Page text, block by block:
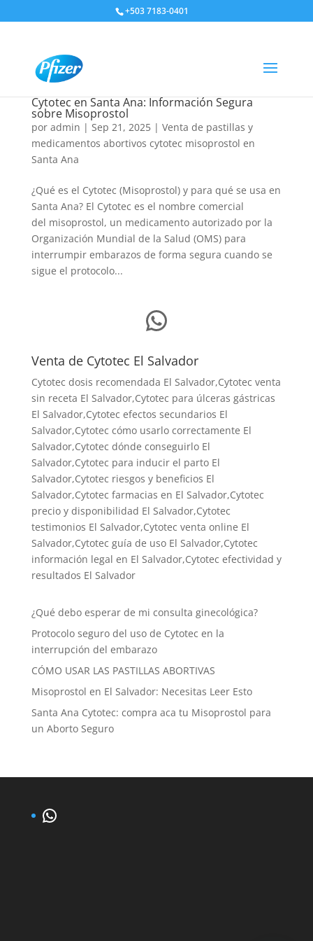
+503 7183-0401
Cytotec en Santa Ana: Información Segura
sobre Misoprostol
por admin | Sep 21, 2025| Venta de pastillas y
medicamentos abortivos cytotec misoprostol en
Santa Ana
¿Qué es el Cytotec (Misoprostol) y para qué se usa en
Santa Ana? El Cytotec es el nombre comercial
del misoprostol, un medicamento autorizado por la
Organización Mundial de la Salud (OMS) para
interrumpir embarazos de forma segura cuando se
sigue el protocolo...
WhatsApp
Venta de Cytotec El Salvador
Cytotec dosis recomendada El Salvador,Cytotec venta
sin receta El Salvador,Cytotec para úlceras gástricas
El Salvador,Cytotec efectos secundarios El
Salvador,Cytotec cómo usarlo correctamente El
Salvador,Cytotec dónde conseguirlo El
Salvador,Cytotec para inducir el parto El
Salvador,Cytotec riesgos y beneficios El
Salvador,Cytotec farmacias en El Salvador,Cytotec
precio y disponibilidad El Salvador,Cytotec
testimonios El Salvador,Cytotec venta online El
Salvador,Cytotec guía de uso El Salvador,Cytotec
información legal en El Salvador,Cytotec efectividad y
resultados El Salvador
¿Qué debo esperar de mi consulta ginecológica?
Protocolo seguro del uso de Cytotec en la
interrupción del embarazo
CÓMO USAR LAS PASTILLAS ABORTIVAS
Misoprostol en El Salvador: Necesitas Leer Esto
Santa Ana Cytotec: compra aca tu Misoprostol para
un Aborto Seguro
WhatsApp